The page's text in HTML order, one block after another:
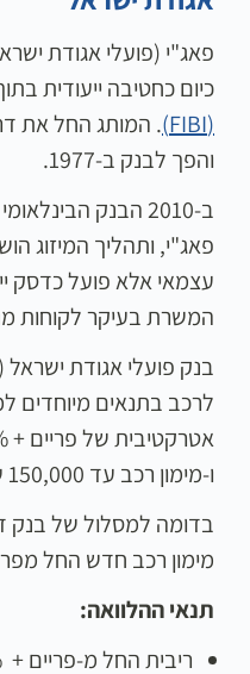
פאג"י (פועלי אגודת
כיום כחטיבה ייעודית
(FIBI)
. המותג החל את
והפך לבנק ב-1977.
ב-2010 הבנק
עצמאי אלא פועל כדסק
המשרת בעיקר לקוחות
בנק פועלי אגודת
לרכב בתנאים מיוחדים
ו-מימון רכב עד 150,000 ש"ח לתקופה של עד 5 שנים.
בדומה למסלול של בנק
מימון רכב חדש החל מפרים
תנאי ההלוואה:
ריבית החל מ-פריים + 0.2%